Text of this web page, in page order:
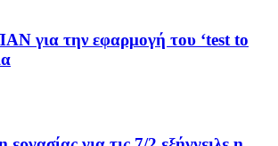
για την εφαρμογή του ‘test to